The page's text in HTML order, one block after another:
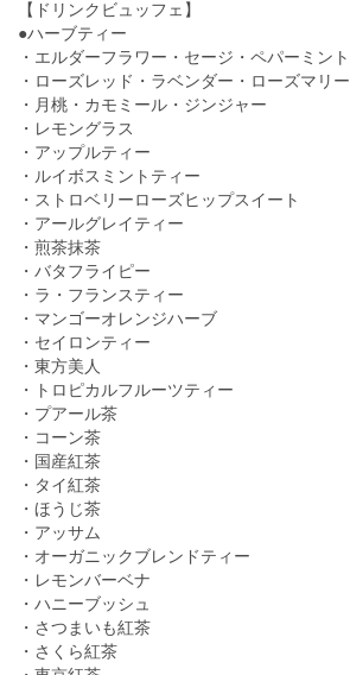
【ドリンクビュッフェ】
●ハーブティー
・エルダーフラワー・セージ・ペパーミント
・ローズレッド・ラベンダー・ローズマリー
・月桃・カモミール・ジンジャー
・レモングラス
・アップルティー
・ルイボスミントティー
・ストロベリーローズヒップスイート
・アールグレイティー
・煎茶抹茶
・バタフライピー
・ラ・フランスティー
・マンゴーオレンジハーブ
・セイロンティー
・東方美人
・トロピカルフルーツティー
・プアール茶
・コーン茶
・国産紅茶
・タイ紅茶
・ほうじ茶
・アッサム
・オーガニックブレンドティー
・レモンバーベナ
・ハニーブッシュ
・さつまいも紅茶
・さくら紅茶